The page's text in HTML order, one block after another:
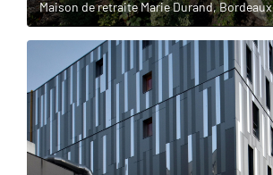
Maison de retraite Marie Durand, Bordeaux